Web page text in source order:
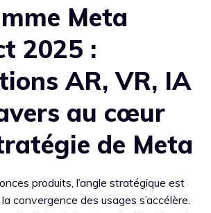
Meta
2025 :
AR, VR, IA
au cœur
de Meta
produits, l’angle stratégique est
, la convergence des usages s’accélère.